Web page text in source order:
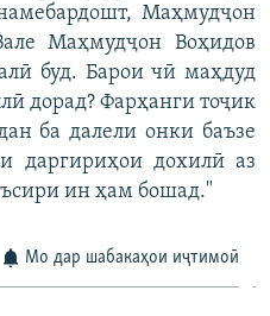
Маҳмудҷон
Маҳмудҷон Воҳидов
буд. Барои чӣ маҳдуд
дорад? Фарҳанги тоҷик
ба далели онки баъзе
даргириҳои дохилӣ аз
ин ҳам бошад."
Мо дар шабакаҳои иҷтимоӣ